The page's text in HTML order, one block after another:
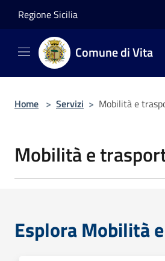
Regione Sicilia
Comune di Vita
Home > Servizi > Mobilità e
Mobilità e
Esplora Mobilità